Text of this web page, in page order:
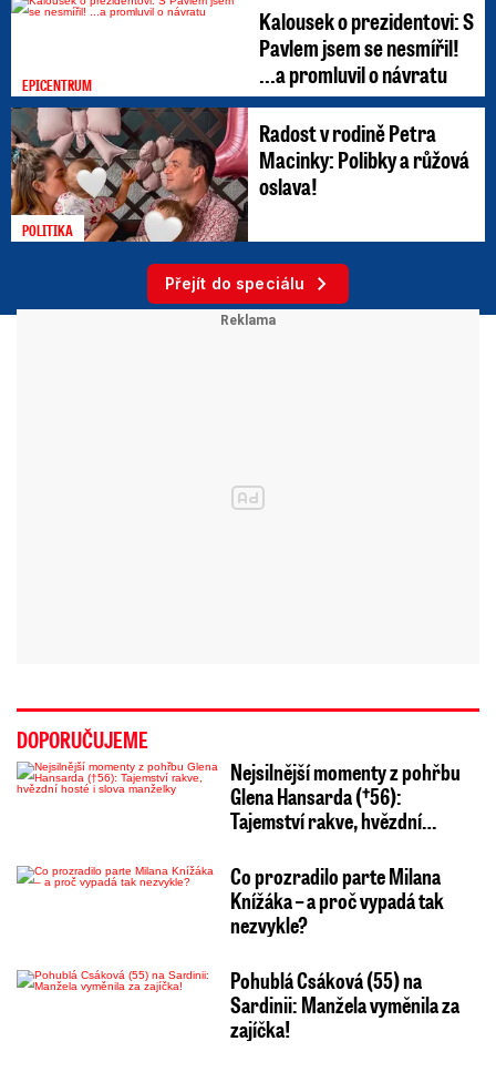
EPICENTRUM
Kalousek o prezidentovi: S
Pavlem jsem se nesmířil!
...a promluvil o návratu
POLITIKA
Radost v rodině Petra
Macinky: Polibky a růžová
oslava!
Přejít do speciálu
DOPORUČUJEME
Nejsilnější momenty z pohřbu
Glena Hansarda (†56):
Tajemství rakve, hvězdní…
Co prozradilo parte Milana
Knížáka – a proč vypadá tak
nezvykle?
Pohublá Csáková (55) na
Sardinii: Manžela vyměnila za
zajíčka!